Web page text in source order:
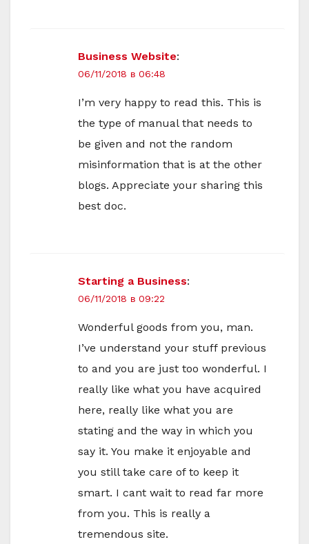
Business Website:
06/11/2018 в 06:48
I’m very happy to read this. This is
the type of manual that needs to
be given and not the random
misinformation that is at the other
blogs. Appreciate your sharing this
best doc.
Starting a Business:
06/11/2018 в 09:22
Wonderful goods from you, man.
I’ve understand your stuff previous
to and you are just too wonderful. I
really like what you have acquired
here, really like what you are
stating and the way in which you
say it. You make it enjoyable and
you still take care of to keep it
smart. I cant wait to read far more
from you. This is really a
tremendous site.